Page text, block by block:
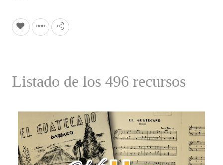
Listado de los 496 recursos